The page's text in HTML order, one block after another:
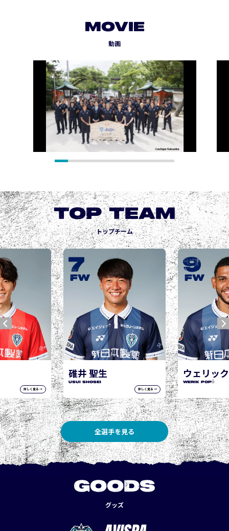
MOVIE
動画
TOP TEAM
トップチーム
詳しく見る →
ウェリック ポポ
WERIK POPÓ
詳しく見る →
9
FW
城後 寿
JOGO Hisashi
10
FW
全選手を見る
GOODS
グッズ